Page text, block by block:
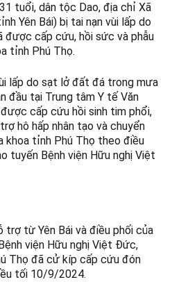
tuổi, dân tộc Dao, địa chỉ Xã
Yên Bái) bị tai nạn vùi lấp do
cấp cứu, hồi sức và phẫu
tỉnh Phú Thọ.
lấp do sạt lở đất đá trong mưa
đầu tại Trung tâm Y tế Văn
cấp cứu hồi sinh tim phổi,
hô hấp nhân tạo và chuyển
khoa tỉnh Phú Thọ theo điều
tuyến Bệnh viện Hữu nghị Việt
trợ từ Yên Bái và điều phối của
viện Hữu nghị Việt Đức,
Thọ đã cử kíp cấp cứu đón
tối 10/9/2024.